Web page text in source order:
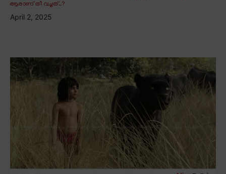
ആരാണ് തീ വച്ചത്..?
April 2, 2025